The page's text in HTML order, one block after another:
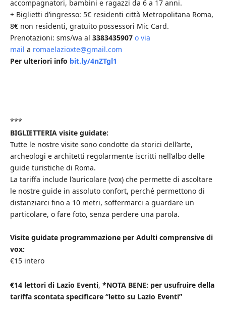
accompagnatori, bambini e ragazzi da 6 a 17 anni.
+ Biglietti d’ingresso: 5€ residenti città Metropolitana Roma,
8€ non residenti, gratuito possessori Mic Card.
Prenotazioni: sms/wa al 3383435907 o via
mail a romaelazioxte@gmail.com
Per ulteriori info bit.ly/4nZTgl1
***
BIGLIETTERIA visite guidate:
Tutte le nostre visite sono condotte da storici dell’arte,
archeologi e architetti regolarmente iscritti nell’albo delle
guide turistiche di Roma.
La tariffa include l’auricolare (vox) che permette di ascoltare
le nostre guide in assoluto confort, perché permettono di
distanziarci fino a 10 metri, soffermarci a guardare un
particolare, o fare foto, senza perdere una parola.
Visite guidate programmazione per Adulti comprensive di
vox:
€15 intero
€14 lettori di Lazio Eventi, *NOTA BENE: per usufruire della
tariffa scontata specificare “letto su Lazio Eventi”